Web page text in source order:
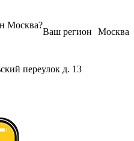
Москва
Ваш регион
Москва?
переулок д. 13